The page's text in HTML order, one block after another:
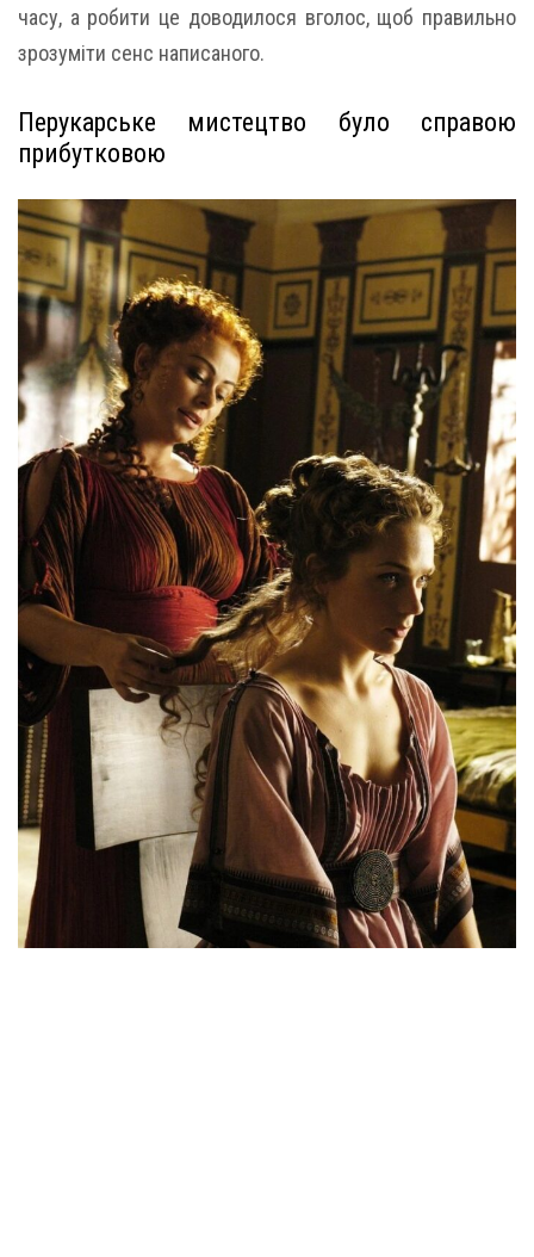
часу, а робити це доводилося вголос, щоб правильно
зрозуміти сенс написаного.
Перукарське мистецтво було справою
прибутковою